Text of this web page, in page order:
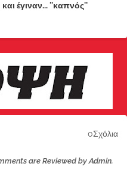
έγιναν... ''καπνός''
0Σχόλια
are Reviewed by Admin.